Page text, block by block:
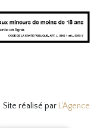
Site réalisé par L'Agence